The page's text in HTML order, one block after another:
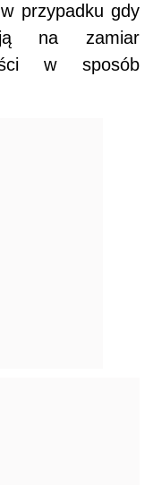
przypadku gdy
na zamiar
w sposób